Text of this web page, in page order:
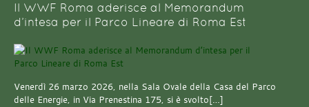
Il WWF Roma aderisce al Memorandum
d’intesa per il Parco Lineare di Roma Est
Venerdì 26 marzo 2026, nella Sala Ovale della Casa del Parco
delle Energie, in Via Prenestina 175, si è svolto[…]